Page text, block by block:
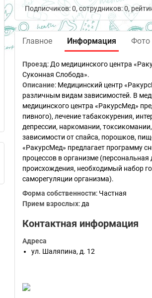
Подписчиков: 0, сотрудников: 0,
Главное Информация Фото
Проезд: До медицинского центра
Суконная Слобода».
Описание: Медицинский центр
различным видам зависимостей. В
медицинского центра «РакурсМед»
пивного), лечение табакокурения,
депрессии, наркомании,
зависимости от спайса, порошков,
«РакурсМед» предлагает программу
процессов в организме
происхождения, необходимый набор
саморегуляции организма).
Форма собственности: Частная
Прием взрослых: да
Контактная информация
Адреса
ул. Шаляпина, д. 12